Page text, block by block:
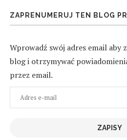
ZAPRENUMERUJ TEN BLOG
Wprowadź swój adres email aby
blog i otrzymywać
przez email.
ZAPISY